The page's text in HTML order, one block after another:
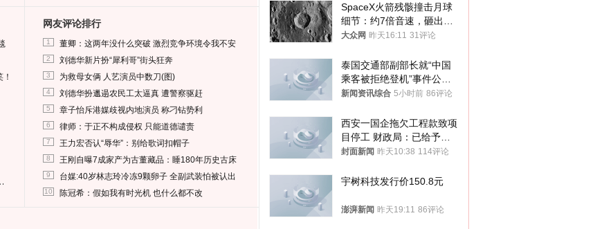
网友评论排行
1 董卿：这两年没什么突破 激烈竞争环境令我不安
2 刘德华新片扮“犀利哥”街头狂奔
3 为救母女俩 人艺演员中数刀(图)
4 刘德华扮邋遢农民工太逼真 遭警察驱赶
5 章子怡斥港媒歧视内地演员 称刁钻势利
6 律师：于正不构成侵权 只能道德谴责
7 王力宏否认“辱华”：别给歌词扣帽子
8 王刚自曝7成家产为古董藏品：睡180年历史古床
9 台媒:40岁林志玲冷冻9颗卵子 全副武装怕被认出
10 陈冠希：假如我有时光机 也什么都不改
SpaceX火箭残骸撞击月球
细节：约7倍音速，砸出直
径约30米撞击坑
大众网 昨天16:11 31评论
泰国交通部副部长就“中国
乘客被拒绝登机”事件公开
表态
新闻资讯综合 5小时前 86评论
西安一国企拖欠工程款致项
目停工 财政局：已给予处
分，正督促整改
封面新闻 昨天10:38 114评论
宇树科技发行价150.8元
澎湃新闻 昨天19:11 86评论